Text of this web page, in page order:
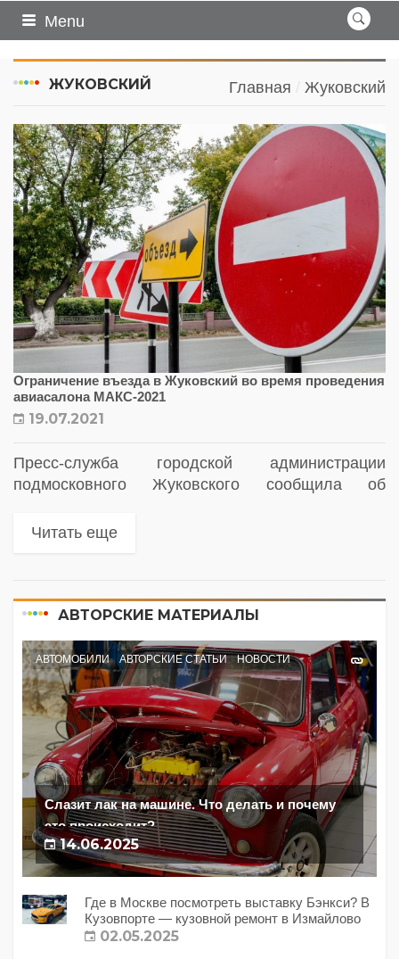
Menu
ЖУКОВСКИЙ Главная Жуковский
Ограничение въезда в Жуковский во время проведения
авиасалона МАКС-2021
19.07.2021
Пресс-служба городской администрации
подмосковного Жуковского сообщила об
июля
Читать еще
АВТОРСКИЕ МАТЕРИАЛЫ
АВТОМОБИЛИ АВТОРСКИЕ СТАТЬИ НОВОСТИ
Слазит лак на машине. Что делать и почему
это происходит?
14.06.2025
Где в Москве посмотреть выставку Бэнкси? В
Кузовпорте — кузовной ремонт в Измайлово
02.05.2025